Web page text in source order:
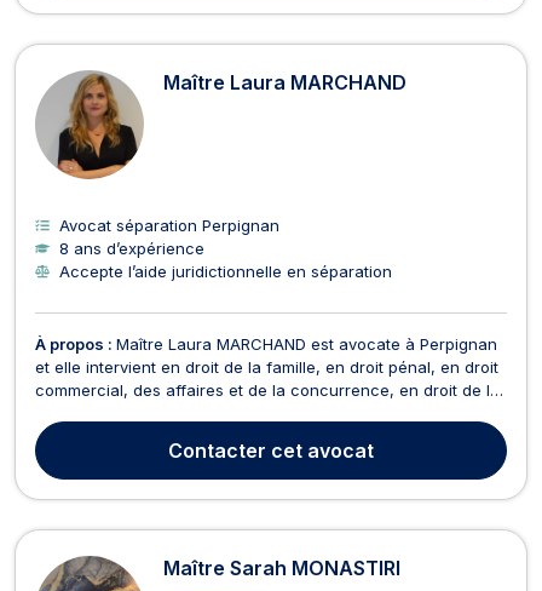
Maître Laura MARCHAND
Avocat séparation Perpignan
8 ans d’expérience
Accepte l’aide juridictionnelle en séparation
À propos : Maître Laura MARCHAND est avocate à Perpignan
et elle intervient en droit de la famille, en droit pénal, en droit
commercial, des affaires et de la concurrence, en droit de la
Maître Laura MARCHAND s’attache à assurer le règlement
des problématiques relatives a...
Contacter cet avocat
Maître Sarah MONASTIRI